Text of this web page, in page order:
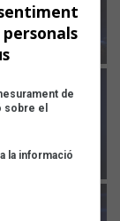
de
sobre el
la informació